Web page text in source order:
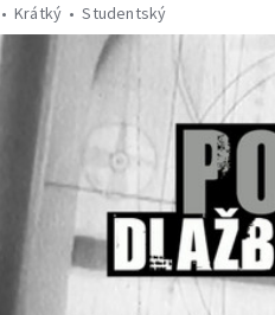
Krátký Studentský